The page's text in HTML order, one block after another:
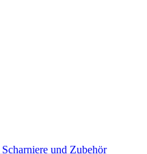
und Zubehör